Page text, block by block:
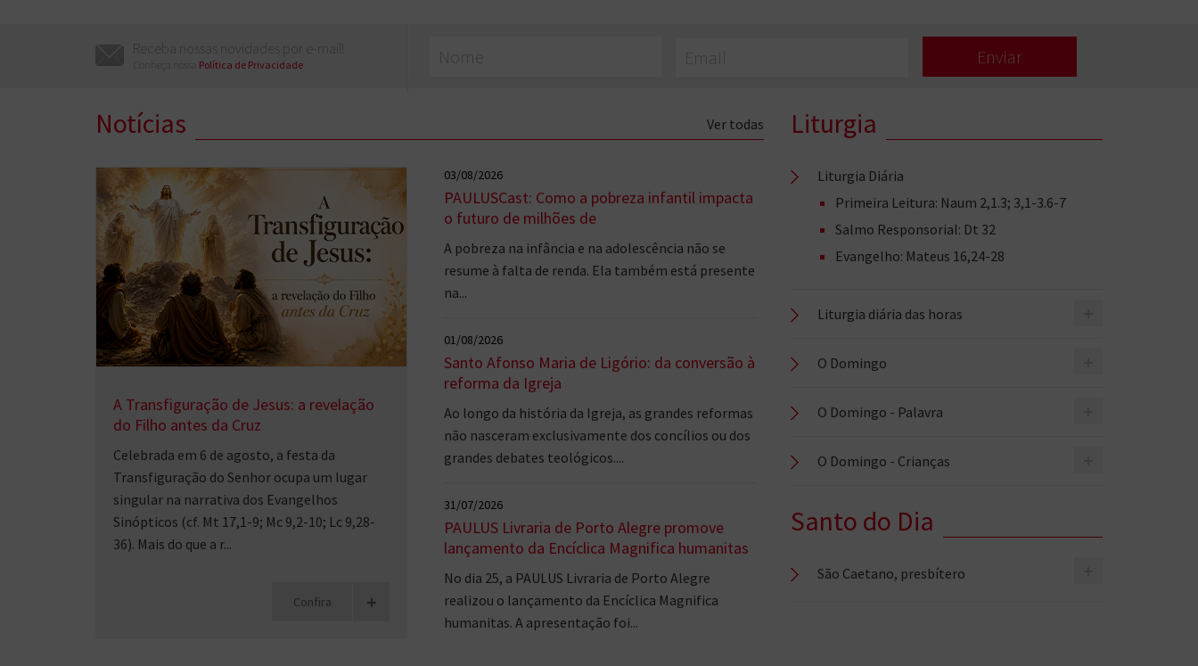
Política de Privacidade
Notícias Ver todas
A Transfiguração de Jesus: a revelação
do Filho antes da Cruz
Celebrada em 6 de agosto, a festa da
Transfiguração do Senhor ocupa um lugar
singular na narrativa dos Evangelhos
Sinópticos (cf. Mt 17,1-9; Mc 9,2-10; Lc 9,28-
36). Mais do que a r...
+
Confira
03/08/2026
PAULUSCast: Como a pobreza infantil impacta
o futuro de milhões de
A pobreza na infância e na adolescência não se
resume à falta de renda. Ela também está presente
na...
01/08/2026
Santo Afonso Maria de Ligório: da conversão à
reforma da Igreja
Ao longo da história da Igreja, as grandes reformas
não nasceram exclusivamente dos concílios ou dos
grandes debates teológicos....
31/07/2026
PAULUS Livraria de Porto Alegre promove
lançamento da Encíclica Magnifica humanitas
No dia 25, a PAULUS Livraria de Porto Alegre
realizou o lançamento da Encíclica Magnifica
humanitas. A apresentação foi...
Liturgia
Liturgia Diária
Primeira Leitura: Naum 2,1.3; 3,1-3.6-7
Salmo Responsorial: Dt 32
Evangelho: Mateus 16,24-28
Liturgia diária das horas
O Domingo
O Domingo - Palavra
O Domingo - Crianças
Santo do Dia
São Caetano, presbítero